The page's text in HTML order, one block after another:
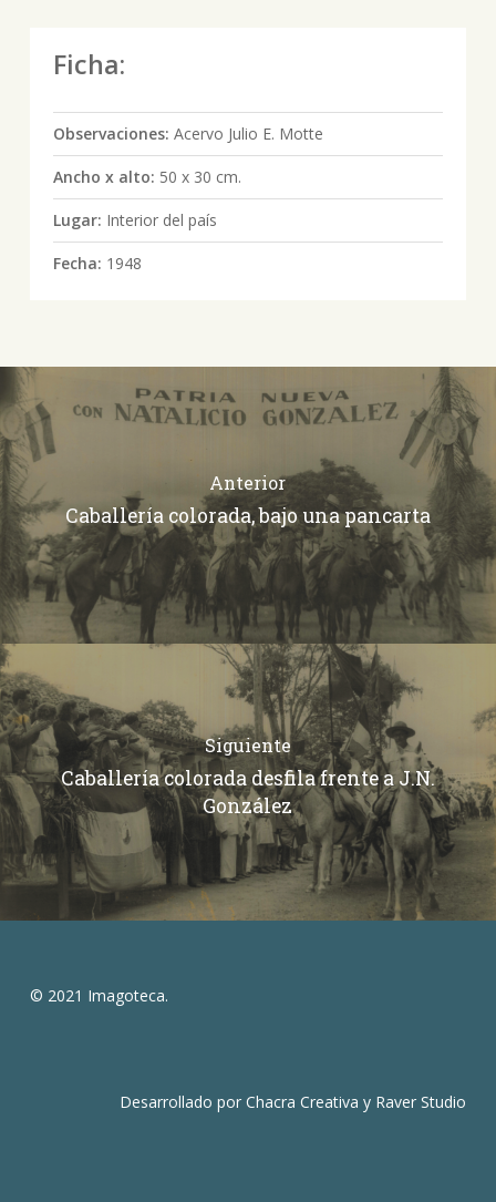
Ficha:
Observaciones: Acervo Julio E. Motte
Ancho x alto: 50 x 30 cm.
Lugar: Interior del país
Fecha: 1948
Anterior
Caballería colorada, bajo una pancarta
Siguiente
Caballería colorada desfila frente a J.N.
González
© 2021 Imagoteca.
Desarrollado porChacra Creativa y Raver Studio